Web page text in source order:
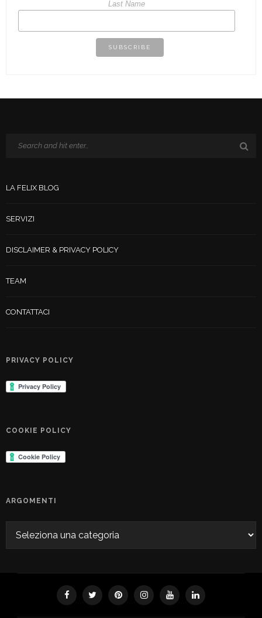
Last Name
LA FELIX BLOG
SERVIZI
DISCLAIMER & PRIVACY POLICY
TEAM
CONTATTACI
PRIVACY POLICY
COOKIE POLICY
ARGOMENTI